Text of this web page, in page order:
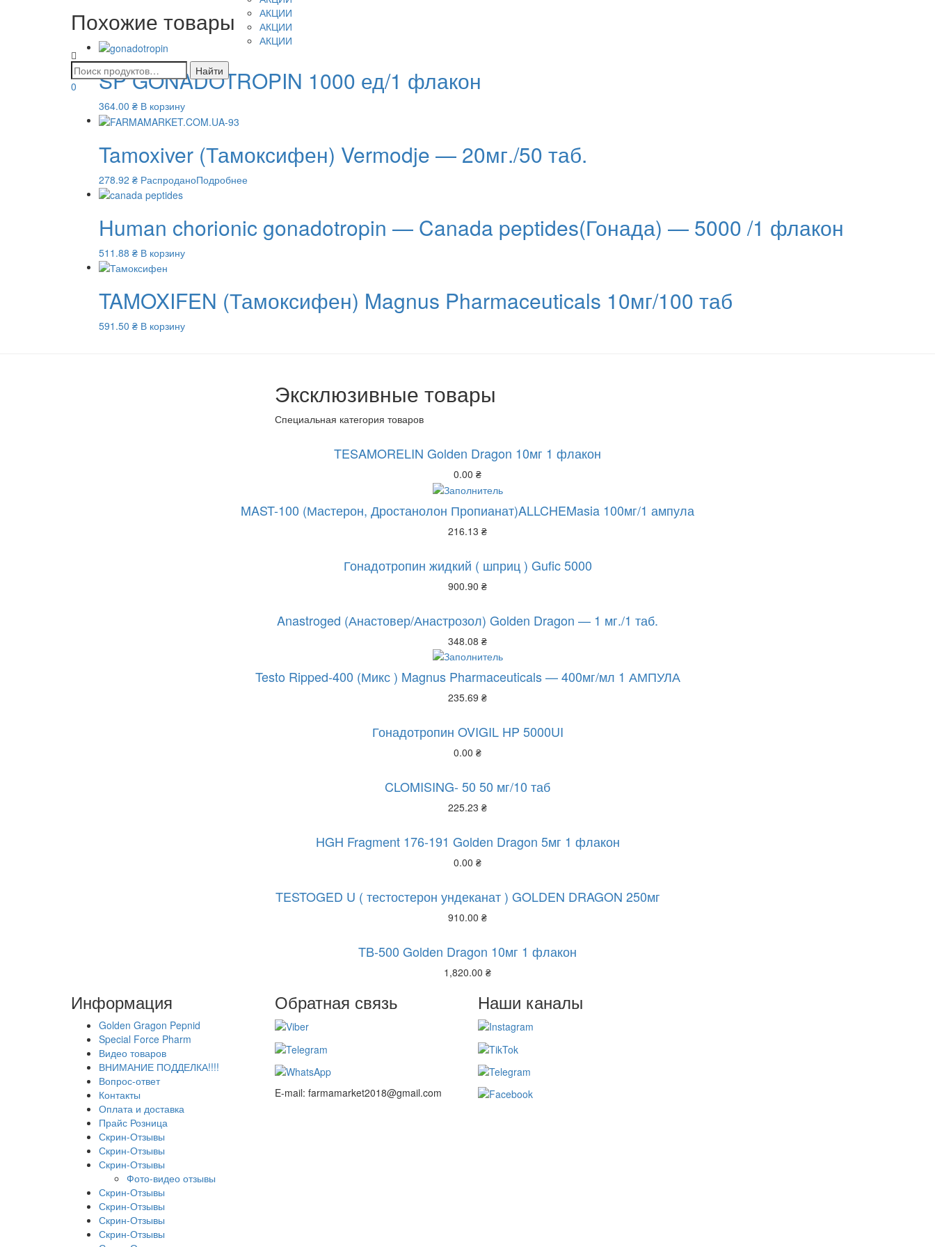
АКЦИИ
АКЦИИ
АКЦИИ
0
Похожие товары
SP GONADOTROPIN 1000 ед/1 флакон
364.00 ₴ В корзину
Tamoxiver (Тамоксифен) Vermodje — 20мг./50 таб.
278.92 ₴ РаспроданоПодробнее
Human chorionic gonadotropin — Canada peptides(Гонада) — 5000 /1 флакон
511.88 ₴ В корзину
TAMOXIFEN (Тамоксифен) Magnus Pharmaceuticals 10мг/100 таб
591.50 ₴ В корзину
Эксклюзивные товары
Специальная категория товаров
TESAMORELIN Golden Dragon 10мг 1 флакон
0.00 ₴
MAST-100 (Мастерон, Дростанолон Пропианат)ALLCHEMasia 100мг/1 ампула
216.13 ₴
Гонадотропин жидкий ( шприц ) Gufic 5000
900.90 ₴
Anastroged (Анастовер/Анастрозол) Golden Dragon — 1 мг./1 таб.
348.08 ₴
Testo Ripped-400 (Микс ) Magnus Pharmaceuticals — 400мг/мл 1 АМПУЛА
235.69 ₴
Гонадотропин OVIGIL HP 5000UI
0.00 ₴
CLOMISING- 50 50 мг/10 таб
225.23 ₴
HGH Fragment 176-191 Golden Dragon 5мг 1 флакон
0.00 ₴
TESTOGED U ( тестостерон ундеканат ) GOLDEN DRAGON 250мг
910.00 ₴
TB-500 Golden Dragon 10мг 1 флакон
1,820.00 ₴
Информация
Golden Gragon Pepnid
Special Force Pharm
Видео товаров
ВНИМАНИЕ ПОДДЕЛКА!!!!
Вопрос-ответ
Контакты
Оплата и доставка
Прайс Розница
Скрин-Отзывы
Скрин-Отзывы
Скрин-Отзывы
Фото-видео отзывы
Скрин-Отзывы
Скрин-Отзывы
Скрин-Отзывы
Скрин-Отзывы
Обратная связь
E-mail: farmamarket2018@gmail.com
Наши каналы